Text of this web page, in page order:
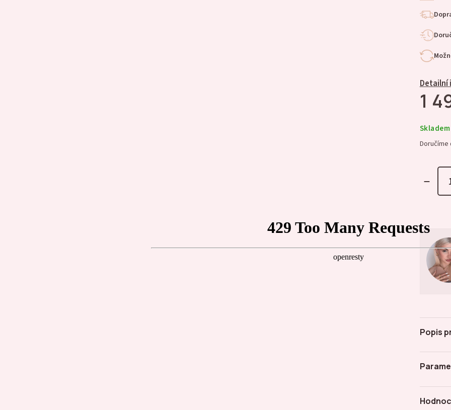
1
Detailní
Skladem
Doručíme
Popis